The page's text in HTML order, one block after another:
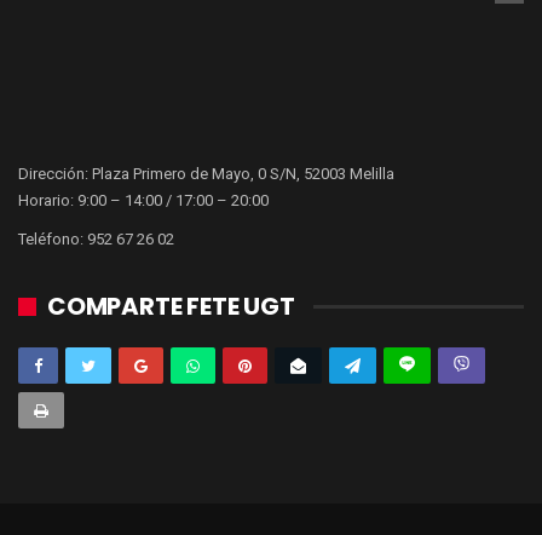
Dirección: Plaza Primero de Mayo, 0 S/N, 52003 Melilla
Horario: 9:00 – 14:00 / 17:00 – 20:00
Teléfono: 952 67 26 02
COMPARTE FETE UGT